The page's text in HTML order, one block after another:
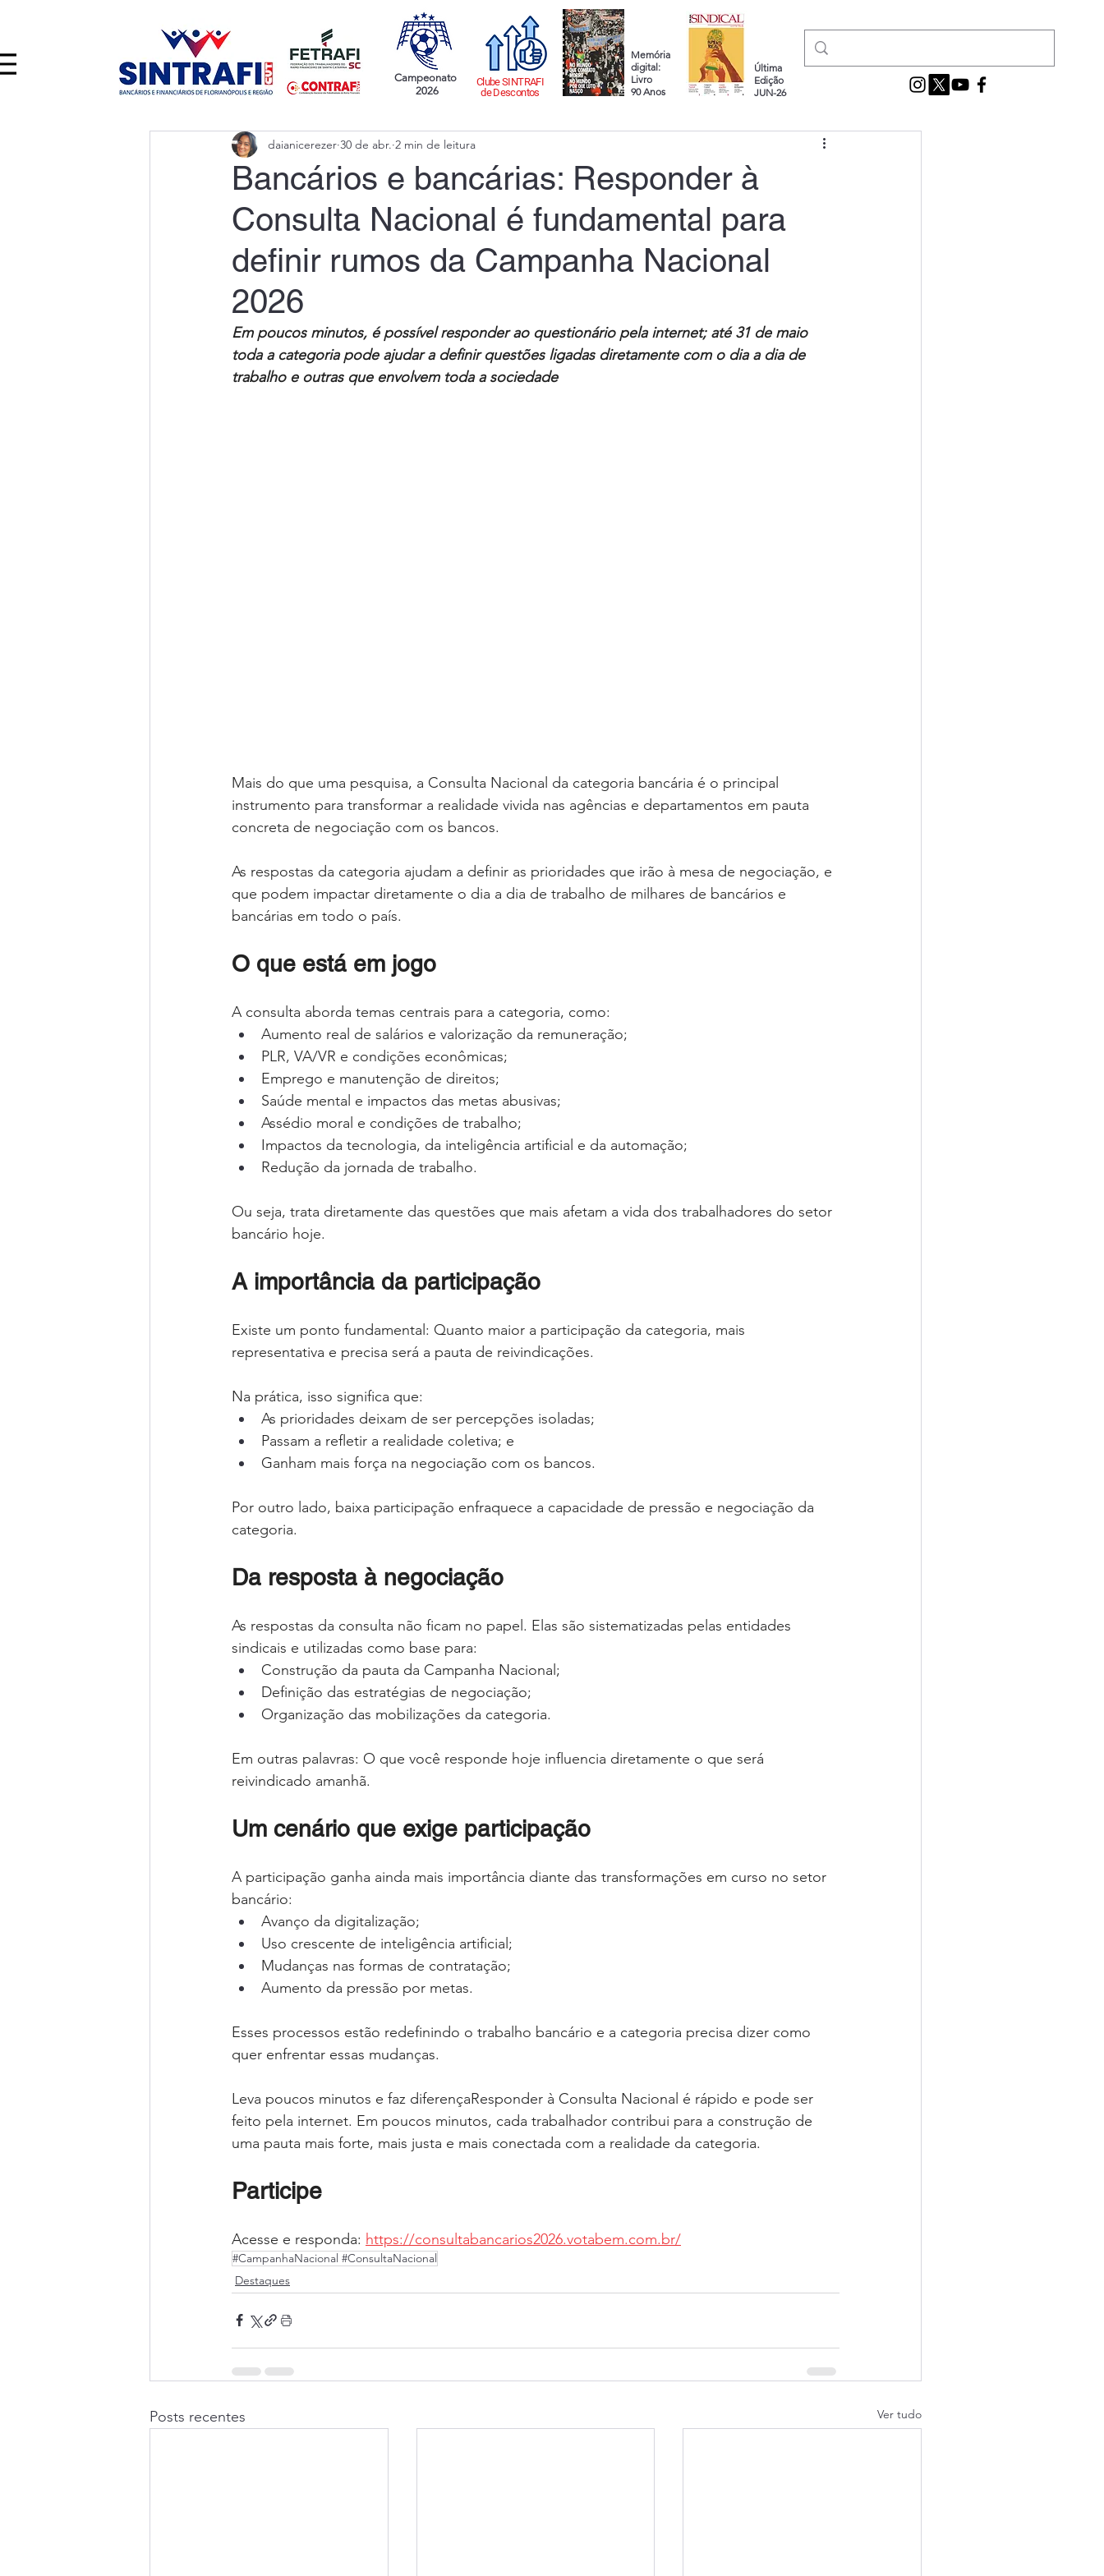
Campeonato
2026
Clube SINTRAFI
de Descontos
Memória
digital:
Livro
90 Anos
Última
Edição
JUN-26
Bancários e bancárias: Responder à
Consulta Nacional é fundamental para
definir rumos da Campanha Nacional
2026
daianicerezer 30 de abr. 2 min de leitura
Em poucos minutos, é possível responder ao questionário pela internet; até 31 de maio
toda a categoria pode ajudar a definir questões ligadas diretamente com o dia a dia de
trabalho e outras que envolvem toda a sociedade
Mais do que uma pesquisa, a Consulta Nacional da categoria bancária é o principal
instrumento para transformar a realidade vivida nas agências e departamentos em pauta
concreta de negociação com os bancos.
As respostas da categoria ajudam a definir as prioridades que irão à mesa de negociação, e
que podem impactar diretamente o dia a dia de trabalho de milhares de bancários e
bancárias em todo o país.
O que está em jogo
A consulta aborda temas centrais para a categoria, como:
Aumento real de salários e valorização da remuneração;
PLR, VA/VR e condições econômicas;
Emprego e manutenção de direitos;
Saúde mental e impactos das metas abusivas;
Assédio moral e condições de trabalho;
Impactos da tecnologia, da inteligência artificial e da automação;
Redução da jornada de trabalho.
Ou seja, trata diretamente das questões que mais afetam a vida dos trabalhadores do setor
bancário hoje.
A importância da participação
Existe um ponto fundamental: Quanto maior a participação da categoria, mais
representativa e precisa será a pauta de reivindicações.
Na prática, isso significa que:
As prioridades deixam de ser percepções isoladas;
Passam a refletir a realidade coletiva; e
Ganham mais força na negociação com os bancos.
Por outro lado, baixa participação enfraquece a capacidade de pressão e negociação da
categoria.
Da resposta à negociação
As respostas da consulta não ficam no papel. Elas são sistematizadas pelas entidades
sindicais e utilizadas como base para:
Construção da pauta da Campanha Nacional;
Definição das estratégias de negociação;
Organização das mobilizações da categoria.
Em outras palavras: O que você responde hoje influencia diretamente o que será
reivindicado amanhã.
Um cenário que exige participação
A participação ganha ainda mais importância diante das transformações em curso no setor
bancário:
Avanço da digitalização;
Uso crescente de inteligência artificial;
Mudanças nas formas de contratação;
Aumento da pressão por metas.
Esses processos estão redefinindo o trabalho bancário e a categoria precisa dizer como
quer enfrentar essas mudanças.
Leva poucos minutos e faz diferençaResponder à Consulta Nacional é rápido e pode ser
feito pela internet. Em poucos minutos, cada trabalhador contribui para a construção de
uma pauta mais forte, mais justa e mais conectada com a realidade da categoria.
Participe
Acesse e responda: https://consultabancarios2026.votabem.com.br/
#CampanhaNacional #ConsultaNacional
Destaques
Posts recentes Ver tudo